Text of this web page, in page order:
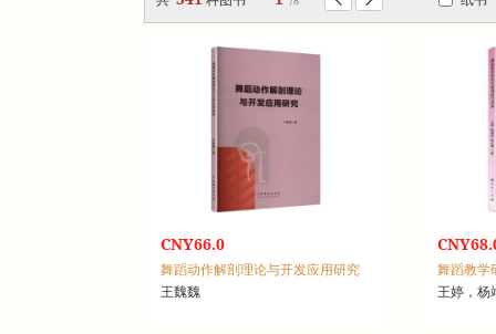
CNY66.0
舞蹈动作解剖理论与开发应用研究
王魏魏
舞蹈教学
王婷，杨